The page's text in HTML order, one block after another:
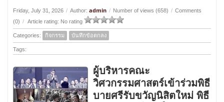
Friday, July 31, 2026 / Author: admin / Number of views (658) / Comments
(0) / Article rating: No rating
Categories: กิจกรรม บันทึกข้อตกลง
Tags:
ผู้บริหารคณะ
วิศวกรรมศาสตร์เข้าร่วมพิธี
บายศรีรับขวัญนิสิตใหม่ พิธี